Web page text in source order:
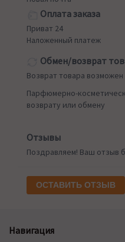
Оплата заказа
Приват 24
Наложенный платеж
Обмен/возврат
Возврат товара
Парфюмерно-
возврату или обмену
Отзывы
Поздравляем! Ваш отзыв
ОСТАВИТЬ ОТЗЫВ
Навигация